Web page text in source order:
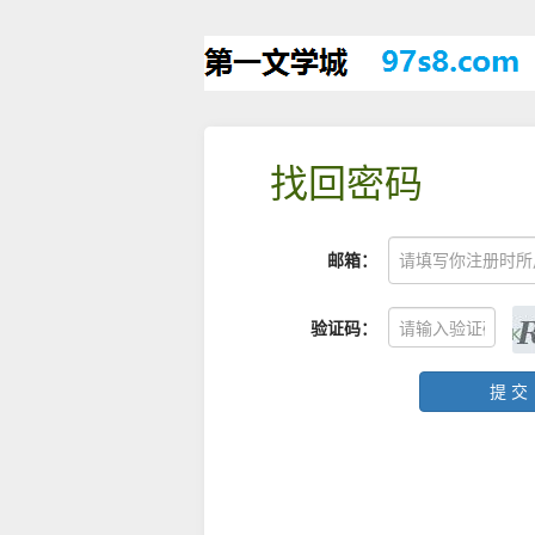
找回密码
邮箱：
验证码：
提 交